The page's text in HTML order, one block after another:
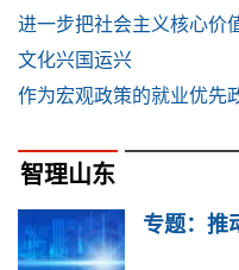
进一步把社会主义核心价
文化兴国运兴
作为宏观政策的就业优先
智理山东
专题：推